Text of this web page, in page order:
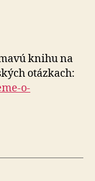
knihu na
otázkach:
o-